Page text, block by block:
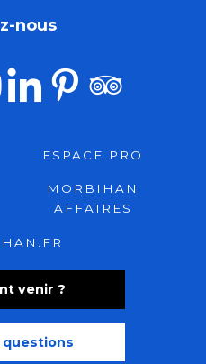
venir ?
questions
nous
ESPACE PRO
MORBIHAN
AFFAIRES